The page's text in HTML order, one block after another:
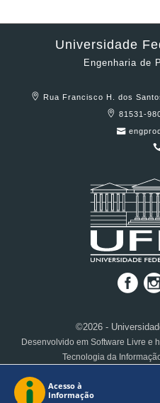
Universidade
Engenharia de
Rua Francisco H. dos
81531-
©2026 -
Desenvolvido em Software Livre e
Tecnologia da